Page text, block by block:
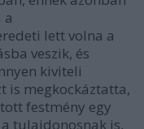
a
lett volna a
veszik, és
kiviteli
is megkockáztatta,
festmény egy
tulajdonosnak is,